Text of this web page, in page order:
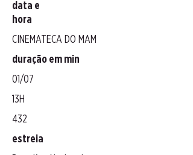
data e
hora
CINEMATECA DO MAM
duração em min
01/07
13H
432
estreia